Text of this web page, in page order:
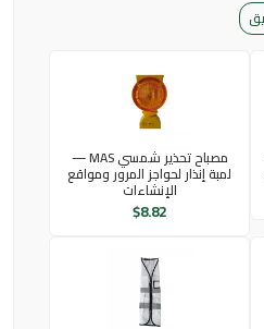
مصباح تحذير شمسي MAS —
لمبة إنذار لحواجز المرور ومواقع
الإنشاءات
$8.82